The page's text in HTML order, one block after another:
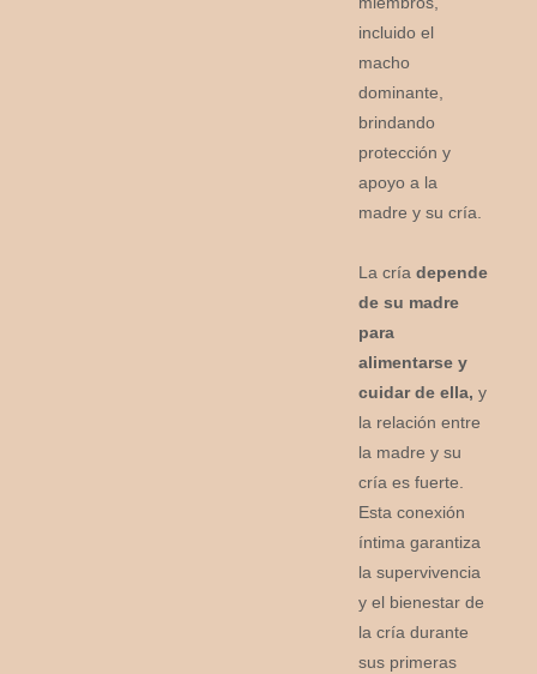
incluido el
macho
dominante,
brindando
protección y
apoyo a la
madre y su cría.
La críadepende
de su madre
para
alimentarse y
cuidar de ella, y
la relación entre
la madre y su
cría es fuerte.
Esta conexión
íntima garantiza
la supervivencia
y el bienestar de
la cría durante
sus primeras